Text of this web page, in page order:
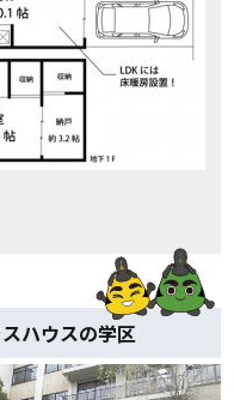
ハウスの学区